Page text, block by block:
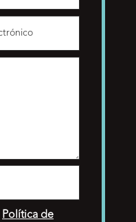
Política de